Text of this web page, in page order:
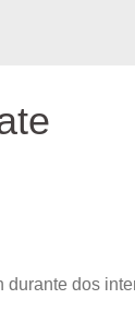
durante dos